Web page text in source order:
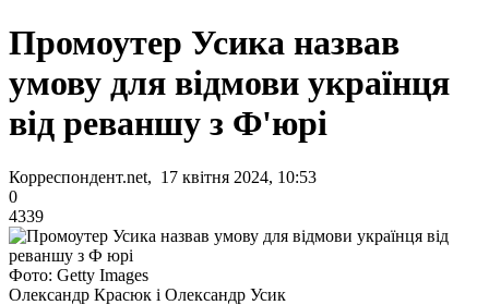
Промоутер Усика назвав
умову для відмови українця
від реваншу з Ф'юрі
Корреспондент.net, 17 квітня 2024, 10:53
0
4339
Фото: Getty Images
Олександр Красюк і Олександр Усик